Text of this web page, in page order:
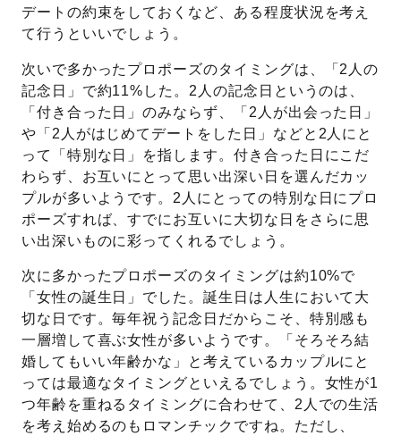
デートの約束をしておくなど、ある程度状況を考え
て行うといいでしょう。
次いで多かったプロポーズのタイミングは、「2人の
記念日」で約11%した。2人の記念日というのは、
「付き合った日」のみならず、「2人が出会った日」
や「2人がはじめてデートをした日」などと2人にと
って「特別な日」を指します。付き合った日にこだ
わらず、お互いにとって思い出深い日を選んだカッ
プルが多いようです。2人にとっての特別な日にプロ
ポーズすれば、すでにお互いに大切な日をさらに思
い出深いものに彩ってくれるでしょう。
次に多かったプロポーズのタイミングは約10%で
「女性の誕生日」でした。誕生日は人生において大
切な日です。毎年祝う記念日だからこそ、特別感も
一層増して喜ぶ女性が多いようです。「そろそろ結
婚してもいい年齢かな」と考えているカップルにと
っては最適なタイミングといえるでしょう。女性が1
つ年齢を重ねるタイミングに合わせて、2人での生活
を考え始めるのもロマンチックですね。ただし、